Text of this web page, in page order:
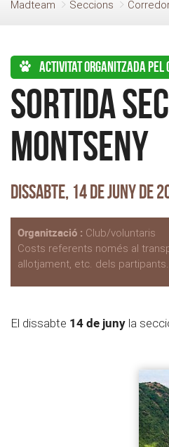
Madteam Seccions
Activitat organitzada pel
Sortida
Montseny
Dissabte, 14 de Juny de
Organització : Club/voluntaris
Costs referents només al
allotjament, etc. dels partipants.
El dissabte 14 de juny la